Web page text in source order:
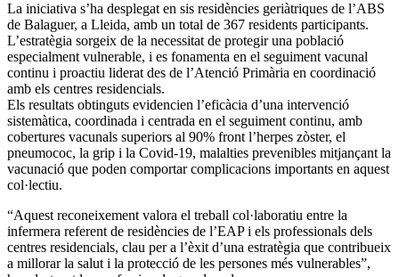
La iniciativa s’ha desplegat en sis residències geriàtriques de l’ABS
de Balaguer, a Lleida, amb un total de 367 residents participants.
L’estratègia sorgeix de la necessitat de protegir una població
especialment vulnerable, i es fonamenta en el seguiment vacunal
continu i proactiu liderat des de l’Atenció Primària en coordinació
amb els centres residencials.
Els resultats obtinguts evidencien l’eficàcia d’una intervenció
sistemàtica, coordinada i centrada en el seguiment continu, amb
cobertures vacunals superiors al 90% front l’herpes zòster, el
pneumococ, la grip i la Covid-19, malalties prevenibles mitjançant la
vacunació que poden comportar complicacions importants en aquest
col·lectiu.
“Aquest reconeixement valora el treball col·laboratiu entre la
infermera referent de residències de l’EAP i els professionals dels
centres residencials, clau per a l’èxit d’una estratègia que contribueix
a millorar la salut i la protecció de les persones més vulnerables”,